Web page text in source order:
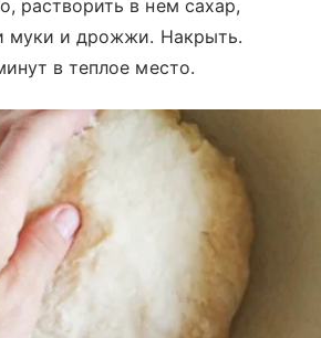
растворить в нем сахар,
муки и дрожжи. Накрыть.
в теплое место.